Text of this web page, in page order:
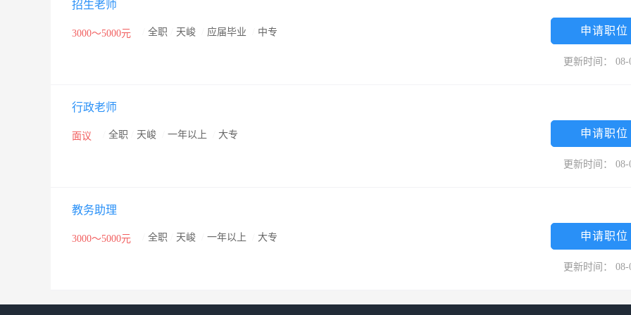
招生老师
3000～5000元 全职 天峻 应届毕业 中专 申请职位
更新时间： 08-
行政老师
面议 全职 天峻 一年以上 大专 申请职位
更新时间： 08-
教务助理
3000～5000元 全职 天峻 一年以上 大专 申请职位
更新时间： 08-